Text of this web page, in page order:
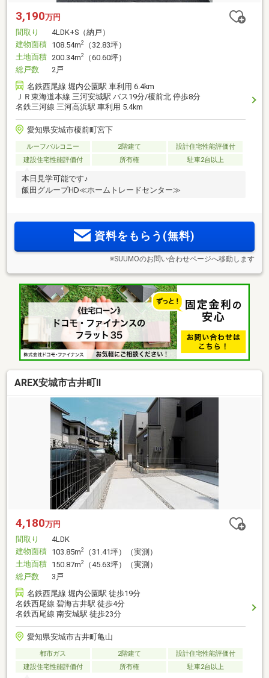
3,190万円
間取り
4LDK+S（納戸）
建物面積 108.54m2
（32.83坪）
土地面積 200.34m2
（60.60坪）
総戸数
2戸
名鉄西尾線 堀内公園駅 車利用 6.4km
ＪＲ東海道本線 三河安城駅 バス19分/榎前北 停歩8分
名鉄三河線 三河高浜駅 車利用 5.4km
愛知県安城市榎前町宮下
ルーフバルコニー 2階建て
設計住宅性能評価付
建設住宅性能評価付
所有権 駐車2台以上
本日見学可能です♪
飯田グループHD≪ホームトレードセンター≫
資料をもらう(無料)
※SUUMOのお問い合わせページへ移動します
AREX安城市古井町Ⅱ
4,180万円
間取り
4LDK
建物面積 103.85m2
（31.41坪）（実測）
土地面積 150.87m2
（45.63坪）（実測）
総戸数
3戸
名鉄西尾線 堀内公園駅 徒歩19分
名鉄西尾線 碧海古井駅 徒歩4分
名鉄西尾線 南安城駅 徒歩23分
愛知県安城市古井町亀山
都市ガス 2階建て
設計住宅性能評価付
建設住宅性能評価付
所有権 駐車2台以上